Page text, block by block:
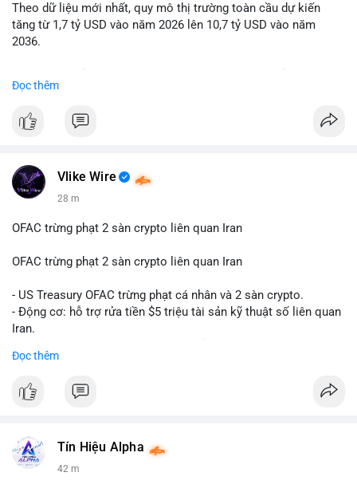
Lời khuyên: Nhà đầu tư nhỏ lẻ nên quan sát thêm 2-4 giờ sau
khi giao dịch được xác nhận, tránh hành động theo cảm xúc.
ưu tiên quản trị rủi ro trong giai đoạn biến động mạnh.
#btcmempool65k
Theo dữ liệu mới nhất, quy mô thị trường toàn cầu dự kiến
tăng từ 1,7 tỷ USD vào năm 2026 lên 10,7 tỷ USD vào năm
2036.
hàng năm (CAGR) ấn tượng lên tới 20,2%.
Điều gì đang thúc đẩy sự tăng trưởng vượt bậc này? Hãy cùng
Đọc thêm
Vlike Wire
28 m
OFAC trừng phạt 2 sàn crypto liên quan Iran
OFAC trừng phạt 2 sàn crypto liên quan Iran
- US Treasury OFAC trừng phạt cá nhân và 2 sàn crypto.
- Động cơ: hỗ trợ rửa tiền $5 triệu tài sản kỹ thuật số liên quan
Iran.
- Tác động: rủi ro cho thị trường crypto, tăng áp lực pháp lý.
#binancesquare
#vlikevn #titanbot
Đọc thêm
Tín Hiệu Alpha
42 m